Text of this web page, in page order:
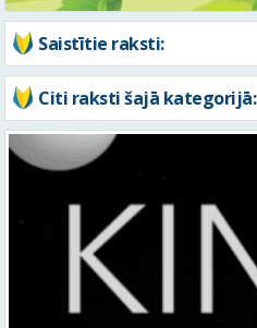
Saistītie raksti:
Citi raksti šajā kategorijā: